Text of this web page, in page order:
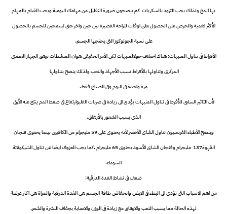
بها المخ ولذلك يجب التزود بالسكريات كم ينصحون ضرورة التقليل من مهامك اليومية ويجب القيام بالمهام
الأكثر اهمية والحرص على الحصول على اوقات للراحة القصيرة بين حين واخر حتى تسمحين للجسم بالحصول
على نسبة الجولوكوز التى يحتجها الجسم.
الأفراط فى تناول المنبهات: هناك اختلاف حولالمنبهات لكن الأمر الحقيقى هوان المنشطات ترهق الجهاز العصبى
المركزى وتناولها بالأفراط تسبب الأجهاد والتعب ولذلك ينصح بتناولها
مرة واحدة فى اليوم وفى الصباح فقط.
لأن التاثير السلبى للأفرط فى تناول المنبهات يؤدى الى زيادة فى ضربات القلبوارتفاع فى ضغط الدم ينتج عنه الأرق
الذى يسبب الشعور بالأرهاق.
وينصح الأطباء الفرنسيون تناول الشاى الأخضر لأنه يحتوى على 59 مليجرام من الكافيين بينما يحتوى فنجان
القهوة137 مليجرام وفنجان الشاى الأسود يحتوى 65 مليجرام .كما يجب العزوف ايضا عن تناول الشيكولاتة
السوداء.
ضعف فى نشاط الغدة الدرقية:
من اهم الاسباب التى تؤدى الى البطء فى الايض وانخفاض طاقة الجسم هى الغدة الدرقية والمراة هى اكثر عرضة
لهذه الحالة مما يسبب التعب والارهاق مع زيادة فى الوزن والاصابة بجفاف البشرة والشعر.